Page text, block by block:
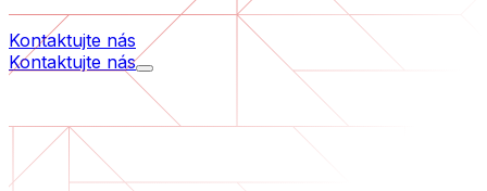
Kontaktujte nás
Kontaktujte nás